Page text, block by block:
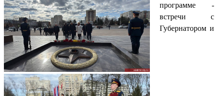
программе -
встречи с
Губернатором и